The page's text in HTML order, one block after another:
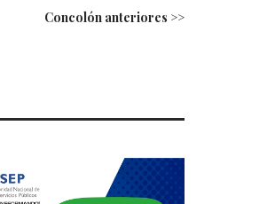
Concolón anteriores >>